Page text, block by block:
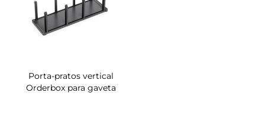
Porta-pratos vertical
Orderbox para gaveta